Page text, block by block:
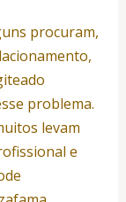
procuram,
problema.
levam
e